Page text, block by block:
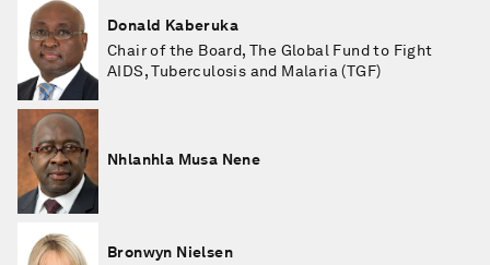
Donald Kaberuka
Chair of the Board, The Global Fund to Fight
AIDS, Tuberculosis and Malaria (TGF)
Nhlanhla Musa Nene
Bronwyn Nielsen